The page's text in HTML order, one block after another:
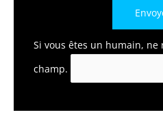
Si vous êtes un humain, ne
champ.